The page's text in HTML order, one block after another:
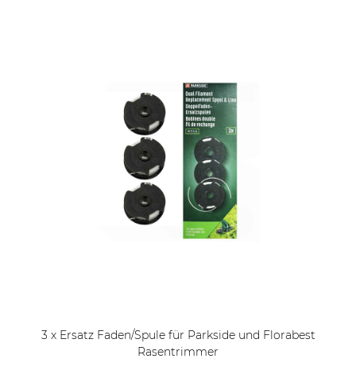
3 x Ersatz Faden/Spule für Parkside und Florabest
Rasentrimmer